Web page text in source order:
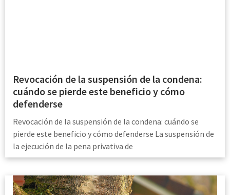
Revocación de la suspensión de la condena:
cuándo se pierde este beneficio y cómo
defenderse
Revocación de la suspensión de la condena: cuándo se
pierde este beneficio y cómo defenderse La suspensión de
la ejecución de la pena privativa de